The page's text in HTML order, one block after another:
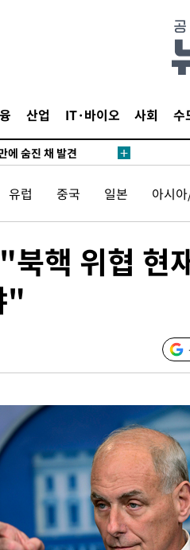
산업 IT·바이오 사회 수
에 숨진 채 발견
망·1명 실종
더위, 열대야 계속[다음
망과 걱정 안겨드려 죄
㎜ 비
닥 1.3%↑
한일전
망·1명 실종
의 기회로 삼겠다"
망과 걱정 안겨드려 죄
㎜ 비
닥 1.3%↑
유럽 중국 일본 아시
핵 위협 현
"